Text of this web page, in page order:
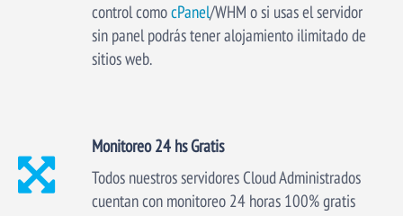
control comocPanel/WHM o si usas el servidor
sin panel podrás tener alojamiento ilimitado de
sitios web.
Monitoreo 24 hs Gratis
Todos nuestros servidores Cloud Administrados
cuentan con monitoreo 24 horas 100% gratis